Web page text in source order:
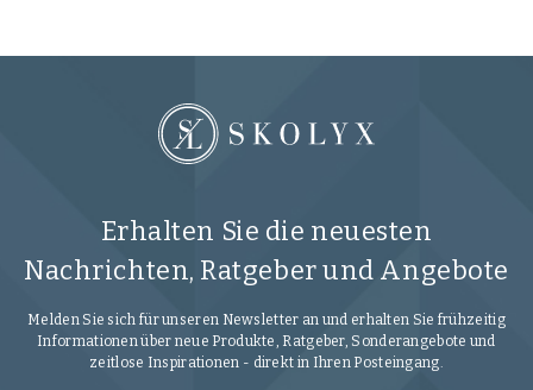
Erhalten Sie die neuesten
Nachrichten, Ratgeber und Angebote
Melden Sie sich für unseren Newsletter an und erhalten Sie frühzeitig
Informationen über neue Produkte, Ratgeber, Sonderangebote und
zeitlose Inspirationen - direkt in Ihren Posteingang.